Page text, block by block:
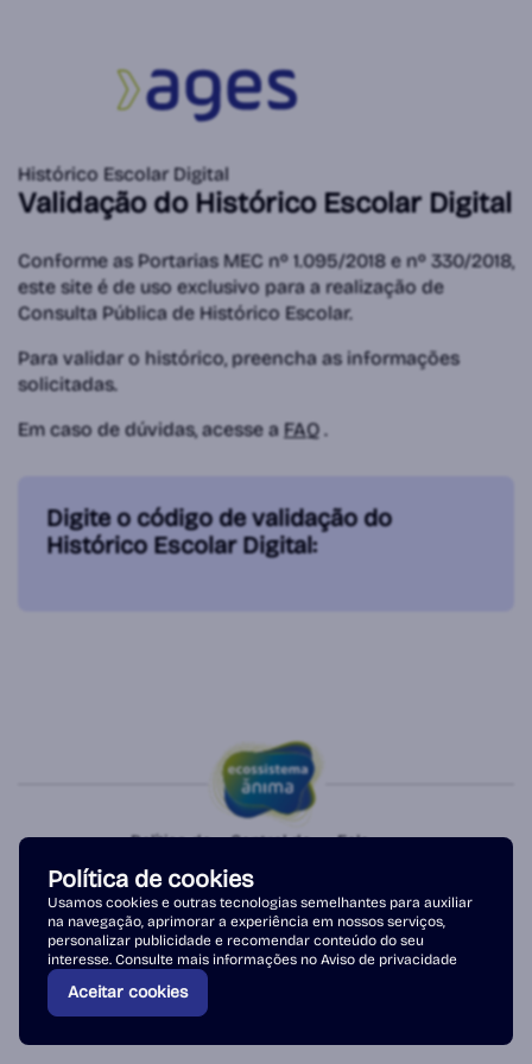
Histórico Escolar Digital
Validação do Histórico Escolar Digital
Conforme as Portarias MEC nº 1.095/2018 e nº 330/2018,
este site é de uso exclusivo para a realização de
Consulta Pública de Histórico Escolar.
Para validar o histórico, preencha as informações
solicitadas.
Em caso de dúvidas, acesse a FAQ.
Digite o código de validação do
Histórico Escolar Digital:
Política de
Privacidade
Central de
Fale
Copyright © 2026 - Ânima Educação. Todos os direitos reservados.
Política de cookies
Usamos cookies e outras tecnologias semelhantes para auxiliar
na navegação, aprimorar a experiência em nossos serviços,
personalizar publicidade e recomendar conteúdo do seu
interesse. Consulte mais informações no Aviso de privacidade
Aceitar cookies